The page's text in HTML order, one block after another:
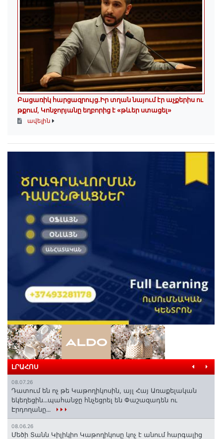
Բացառիկ հարցազրույց.Իր տղան նայում էր աչքերիս ու
թքում, Կոնջորյանը եղբորից է «թևեր ստացել»
ավելին
ԼՐԱՀՈՍ
08.07.26
Դատում են ոչ թե Կաթողիկոսին, այլ Հայ Առաքելական
եկեղեցին․․․պահանջը հնչեցրել են Փաշազադեն ու
Էրդողանը․․․
08.06.26
Մեծի Տանն Կիլիկիո Կաթողիկոսը կոչ է անում հարգալից